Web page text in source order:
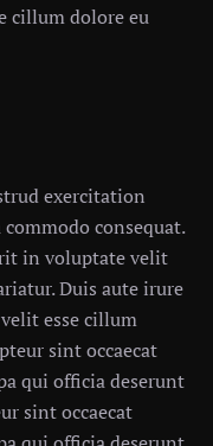
cillum dolore eu
exercitation
consequat.
in voluptate velit
Duis aute irure
esse cillum
sint occaecat
qui officia deserunt
sint occaecat